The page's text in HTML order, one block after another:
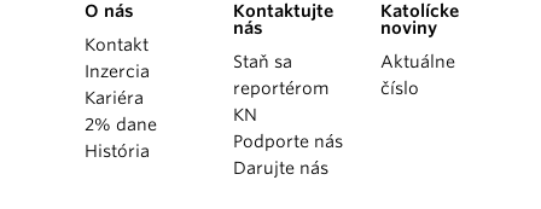
O nás
Kontakt
Inzercia
Kariéra
2% dane
História
Kontaktujte
nás
Staň sa
reportérom
KN
Podporte nás
Darujte nás
Katolícke
noviny
Aktuálne
číslo